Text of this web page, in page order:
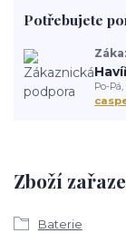
Zboží
Baterie
Potřebujete
Po-